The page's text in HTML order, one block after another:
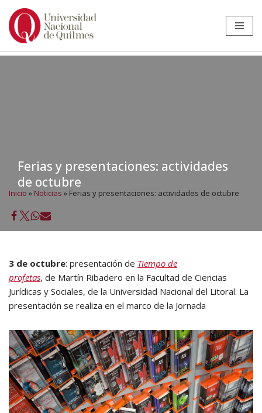
Ir
Ferias y presentaciones: actividades
de octubre
Inicio » Noticias » Ferias y presentaciones: actividades de octubre
3 de octubre: presentación de Tiempo de
profetas, de Martín Ribadero en la Facultad de Ciencias
Jurídicas y Sociales, de la Universidad Nacional del Litoral. La
presentación se realiza en el marco de la Jornada